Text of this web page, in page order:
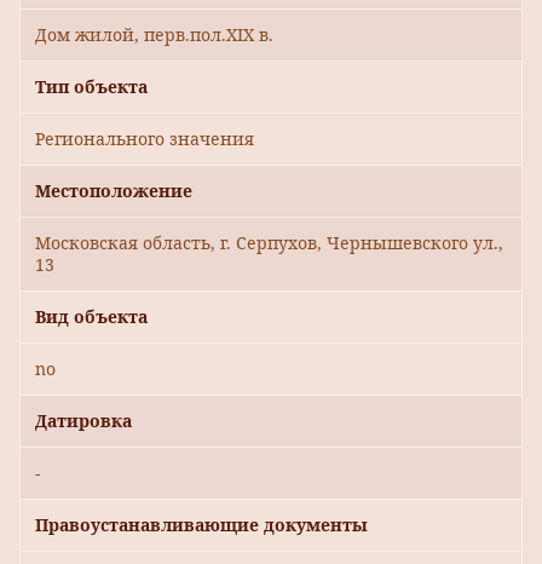
Дом жилой, перв.пол.XIX в.
Тип объекта
Регионального значения
Местоположение
Московская область, г. Серпухов, Чернышевского ул.,
13
Вид объекта
no
Датировка
-
Правоустанавливающие документы